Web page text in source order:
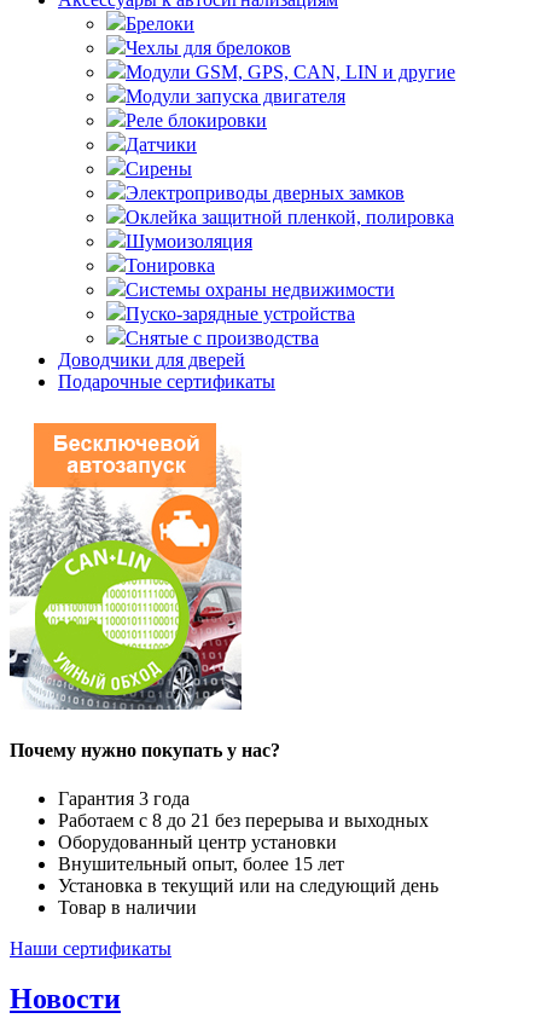
Брелоки
Чехлы для брелоков
Модули GSM, GPS, CAN, LIN и другие
Модули запуска двигателя
Реле блокировки
Датчики
Сирены
Электроприводы дверных замков
Оклейка защитной пленкой, полировка
Шумоизоляция
Тонировка
Системы охраны недвижимости
Пуско-зарядные устройства
Снятые с производства
Доводчики для дверей
Подарочные сертификаты
Почему нужно покупать у нас?
Гарантия 3 года
Работаем с 8 до 21 без перерыва и выходных
Оборудованный центр установки
Внушительный опыт, более 15 лет
Установка в текущий или на следующий день
Товар в наличии
Наши сертификаты
Новости